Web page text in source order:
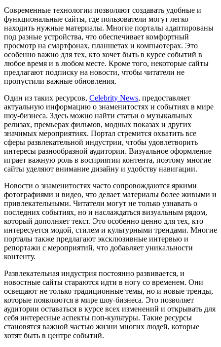
Современные технологии позволяют создавать удобные и
функциональные сайты, где пользователи могут легко
находить нужные материалы. Многие порталы адаптированы
под разные устройства, что обеспечивает комфортный
просмотр на смартфонах, планшетах и компьютерах. Это
особенно важно для тех, кто хочет быть в курсе событий в
любое время и в любом месте. Кроме того, некоторые сайты
предлагают подписку на новости, чтобы читатели не
пропустили важные обновления.
Один из таких ресурсов, Celebrity News, предоставляет
актуальную информацию о знаменитостях и событиях в мире
шоу-бизнеса. Здесь можно найти статьи о музыкальных
релизах, премьерах фильмов, модных показах и других
значимых мероприятиях. Портал стремится охватить все
сферы развлекательной индустрии, чтобы удовлетворить
интересы разнообразной аудитории. Визуальное оформление
играет важную роль в восприятии контента, поэтому многие
сайты уделяют внимание дизайну и удобству навигации.
Новости о знаменитостях часто сопровождаются яркими
фотографиями и видео, что делает материалы более живыми и
привлекательными. Читатели могут не только узнавать о
последних событиях, но и наслаждаться визуальным рядом,
который дополняет текст. Это особенно ценно для тех, кто
интересуется модой, стилем и культурными трендами. Многие
порталы также предлагают эксклюзивные интервью и
репортажи с мероприятий, что добавляет уникальности
контенту.
Развлекательная индустрия постоянно развивается, и
новостные сайты стараются идти в ногу со временем. Они
освещают не только традиционные темы, но и новые тренды,
которые появляются в мире шоу-бизнеса. Это позволяет
аудитории оставаться в курсе всех изменений и открывать для
себя интересные аспекты поп-культуры. Такие ресурсы
становятся важной частью жизни многих людей, которые
хотят быть в центре событий.